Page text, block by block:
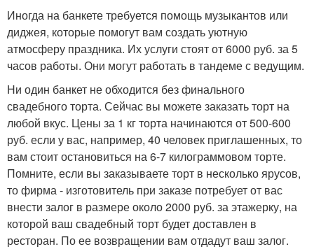
Иногда на банкете требуется помощь музыкантов или
диджея, которые помогут вам создать уютную
атмосферу праздника. Их услуги стоят от 6000 руб. за 5
часов работы. Они могут работать в тандеме с ведущим.
Ни один банкет не обходится без финального
свадебного торта. Сейчас вы можете заказать торт на
любой вкус. Цены за 1 кг торта начинаются от 500-600
руб. если у вас, например, 40 человек приглашенных, то
вам стоит остановиться на 6-7 килограммовом торте.
Помните, если вы заказываете торт в несколько ярусов,
то фирма - изготовитель при заказе потребует от вас
внести залог в размере около 2000 руб. за этажерку, на
которой ваш свадебный торт будет доставлен в
ресторан. По ее возвращении вам отдадут ваш залог.